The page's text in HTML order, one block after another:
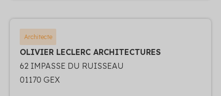
Architecte
OLIVIER LECLERC ARCHITECTURES
62 IMPASSE DU RUISSEAU
01170 GEX